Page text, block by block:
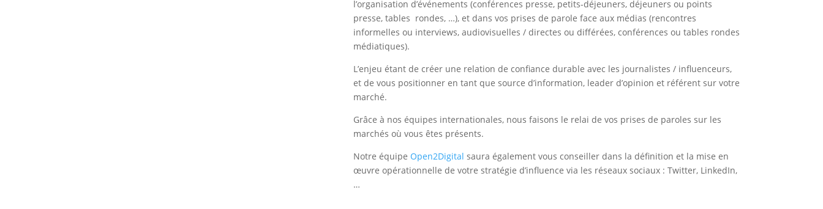
l’organisation d’événements (conférences presse, petits-déjeuners, déjeuners ou points
presse, tables rondes, …), et dans vos prises de parole face aux médias (rencontres
informelles ou interviews, audiovisuelles / directes ou différées, conférences ou tables rondes
médiatiques).
L’enjeu étant de créer une relation de confiance durable avec les journalistes / influenceurs,
et de vous positionner en tant que source d’information, leader d’opinion et référent sur votre
marché.
Grâce à nos équipes internationales, nous faisons le relai de vos prises de paroles sur les
marchés où vous êtes présents.
Notre équipe Open2Digital saura également vous conseiller dans la définition et la mise en
œuvre opérationnelle de votre stratégie d’influence via les réseaux sociaux : Twitter, LinkedIn,
…